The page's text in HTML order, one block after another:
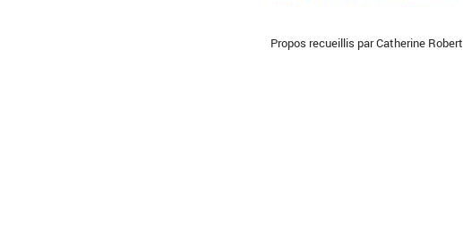
Propos recueillis par Catherine Robert